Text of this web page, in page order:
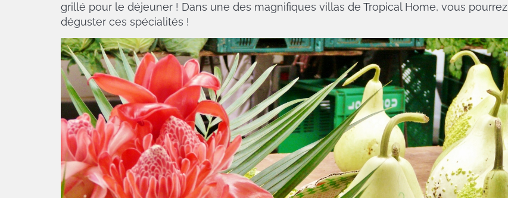
grillé pour le déjeuner ! Dans une des magnifiques villas de Tropical Home, vous pourrez
déguster ces spécialités !